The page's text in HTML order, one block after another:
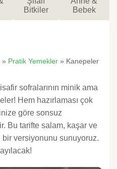
Bitkiler
Bebek
» Pratik Yemekler » Kanepeler
sofralarının minik ama
Hem hazırlaması çok
göre sonsuz
Bu tarifte salam, kaşar ve
versiyonunu sunuyoruz.